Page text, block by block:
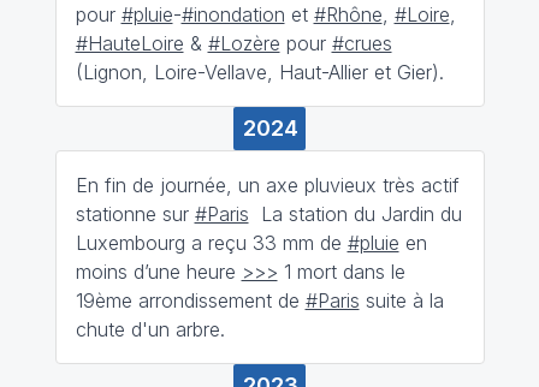
pour #pluie-#inondation et #Rhône #Loire
#HauteLoire & #Lozère pour #crues
(Lignon, Loire-Vellave, Haut-Allier et Gier).
2024
En fin de journée, un axe pluvieux très actif
stationne sur #Paris La station du Jardin du
Luxembourg a reçu 33 mm de #pluie en
moins d’une heure >>> 1 mort dans le
19ème arrondissement de #Paris suite à la
chute d'un arbre.